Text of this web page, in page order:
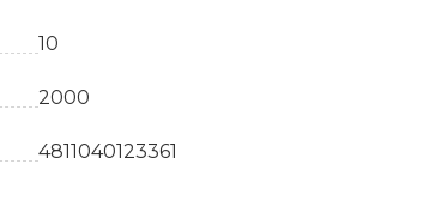
10
2000
4811040123361